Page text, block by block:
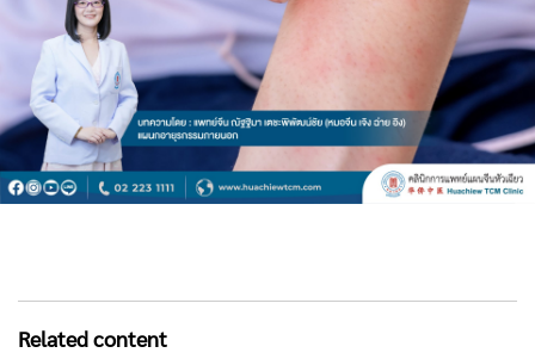
Related content